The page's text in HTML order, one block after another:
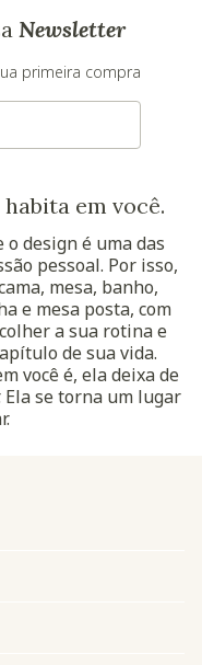
Newsletter
primeira compra
em você.
design é uma das
pessoal. Por isso,
mesa, banho,
e mesa posta, com
a sua rotina e
de sua vida.
você é, ela deixa de
se torna um lugar